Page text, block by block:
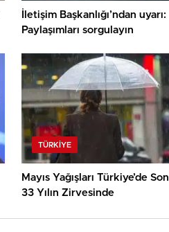
İletişim Başkanlığı’ndan uyarı:
Paylaşımları sorgulayın
TÜRKIYE
Mayıs Yağışları Türkiye’de Son
33 Yılın Zirvesinde